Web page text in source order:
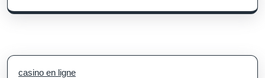
casino en ligne